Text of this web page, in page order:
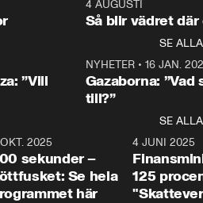
ställer
Ulf Kristersson
Makten”. Se
Aftonbladets
Rohwedder
Thand Ring
4 AUGUSTI
Så blir vädret där
SE ALLA
”Vill
NYHETER• 16 JAN.
Gazaborna:
till?”
SE ALLA
4:29
2025
sekunder –
Se hela
här
4 JUNI 2025
125